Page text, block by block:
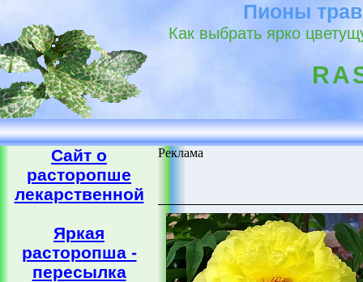
Пионы
Как выбрать ярко
Сайт о
расторопше
лекарственной
Яркая
расторопша -
пересылка
Реклама